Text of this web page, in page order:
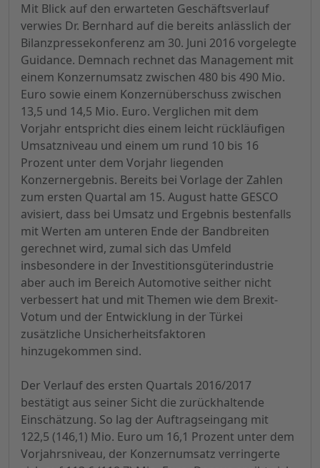
Mit Blick auf den erwarteten Geschäftsverlauf
verwies Dr. Bernhard auf die bereits anlässlich der
Bilanzpressekonferenz am 30. Juni 2016 vorgelegte
Guidance. Demnach rechnet das Management mit
einem Konzernumsatz zwischen 480 bis 490 Mio.
Euro sowie einem Konzernüberschuss zwischen
13,5 und 14,5 Mio. Euro. Verglichen mit dem
Vorjahr entspricht dies einem leicht rückläufigen
Umsatzniveau und einem um rund 10 bis 16
Prozent unter dem Vorjahr liegenden
Konzernergebnis. Bereits bei Vorlage der Zahlen
zum ersten Quartal am 15. August hatte GESCO
avisiert, dass bei Umsatz und Ergebnis bestenfalls
mit Werten am unteren Ende der Bandbreiten
gerechnet wird, zumal sich das Umfeld
insbesondere in der Investitionsgüterindustrie
aber auch im Bereich Automotive seither nicht
verbessert hat und mit Themen wie dem Brexit-
Votum und der Entwicklung in der Türkei
zusätzliche Unsicherheitsfaktoren
hinzugekommen sind.
Der Verlauf des ersten Quartals 2016/2017
bestätigt aus seiner Sicht die zurückhaltende
Einschätzung. So lag der Auftragseingang mit
122,5 (146,1) Mio. Euro um 16,1 Prozent unter dem
Vorjahrsniveau, der Konzernumsatz verringerte